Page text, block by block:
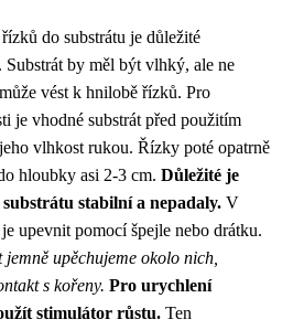
do substrátu je důležité
by měl být vlhký, ale ne
vést k hnilobě řízků. Pro
je vhodné substrát před použitím
vlhkost rukou. Řízky poté opatrně
hloubky asi 2-3 cm. Důležité je
stabilní a nepadaly. V
upevnit pomocí špejle nebo drátku.
upěchujeme okolo nich,
s kořeny. Pro urychlení
stimulátor růstu. Ten